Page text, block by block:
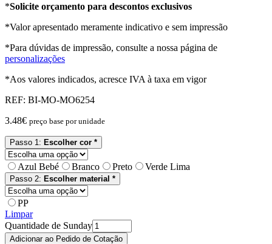
*Solicite orçamento para descontos exclusivos
*Valor apresentado meramente indicativo e sem impressão
*Para dúvidas de impressão, consulte a nossa página de
personalizações
*Aos valores indicados, acresce IVA à taxa em vigor
REF: BI-MO-MO6254
3.48€ preço base por unidade
Passo 1: Escolher cor *
Azul Bebé Branco Preto Verde Lima
Passo 2: Escolher material *
PP
Limpar
Quantidade de Sunday
Adicionar ao Pedido de Cotação